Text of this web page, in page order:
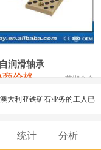
24,400
39,300 0
润滑轴承
价格 芜湖合金
大利亚铁矿石业务的工人已
统计 分析